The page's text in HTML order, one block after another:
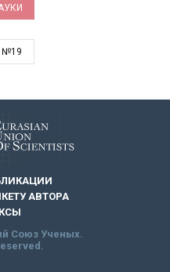
№19
АВТОРА
Союз Ученых.